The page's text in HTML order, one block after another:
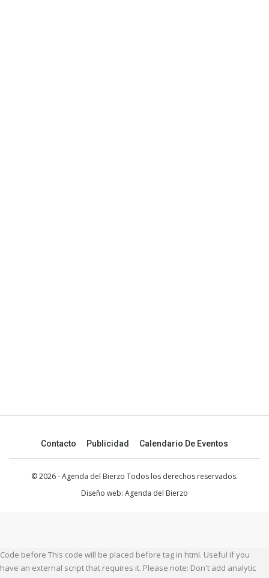
Contacto Publicidad Calendario De Eventos
© 2026 - Agenda del Bierzo Todos los derechos reservados.
Diseño web: Agenda del Bierzo
Code before This code will be placed before tag in html. Useful if you
have an external script that requires it. Please note: Don't add analytic